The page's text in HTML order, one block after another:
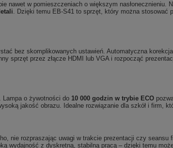
nawet w pomieszczeniach o większym
. Dzięki temu EB-S41 to sprzęt, który można stosować
bez skomplikowanych ustawień. Automatyczna
sprzęt przez złącze HDMI lub VGA i rozpocząć
Lampa o żywotności do 10 000 godzin w trybie ECO
jakość obrazu. Idealne rozwiązanie dla szkół i firm,
nie rozpraszając uwagi w trakcie prezentacji czy
wydajność z dyskretną, stabilną pracą – dzięki temu